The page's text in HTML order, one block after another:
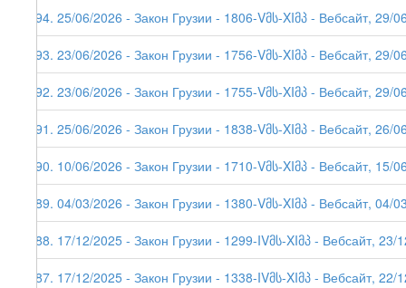
294. 25/06/2026 - Закон Грузии - 1806-Vმს-XIმპ - Вебсайт,
293. 23/06/2026 - Закон Грузии - 1756-Vმს-XIმპ - Вебсайт, 29/
292. 23/06/2026 - Закон Грузии - 1755-Vმს-XIმპ - Вебсайт, 29/
291. 25/06/2026 - Закон Грузии - 1838-Vმს-XIმპ - Вебсайт, 26/
290. 10/06/2026 - Закон Грузии - 1710-Vმს-XIმპ - Вебсайт, 15/
289. 04/03/2026 - Закон Грузии - 1380-Vმს-XIმპ - Вебсайт,
288. 17/12/2025 - Закон Грузии - 1299-IVმს-XIმპ - Вебсайт, 23/
287. 17/12/2025 - Закон Грузии - 1338-IVმს-XIმპ - Вебсайт, 22/